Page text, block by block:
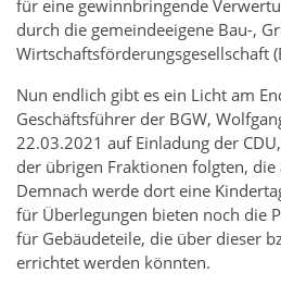
für eine gewinnbringende
durch die gemeindeeigene Bau-,
Wirtschaftsförderungsgesellschaft
Nun endlich gibt es ein Licht am
Geschäftsführer der BGW,
22.03.2021 auf Einladung der
der übrigen Fraktionen folgten,
Demnach werde dort eine
für Überlegungen bieten noch die
für Gebäudeteile, die über dieser
errichtet werden könnten.